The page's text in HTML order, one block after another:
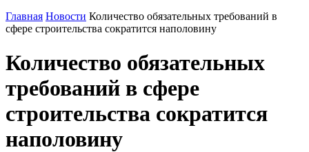
Главная Новости Количество обязательных требований в
сфере строительства сократится наполовину
Количество обязательных
требований в сфере
строительства сократится
наполовину